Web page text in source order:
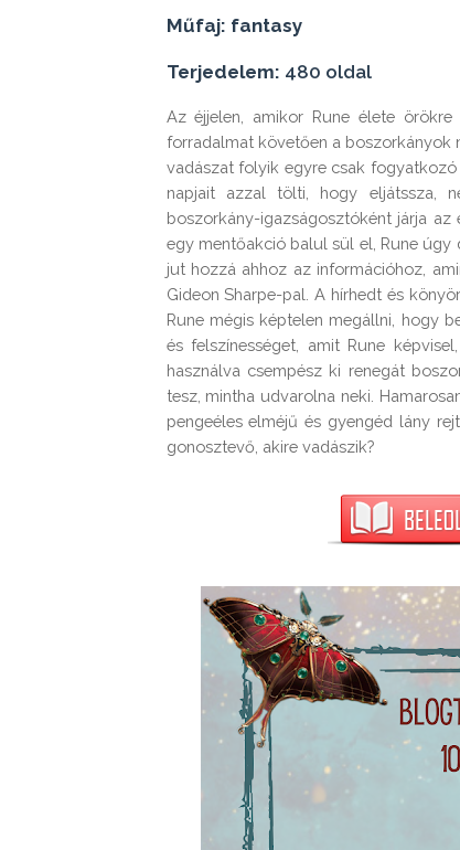
Műfaj: fantasy
Terjedelem: 480 oldal
Az éjjelen, amikor Rune élete
forradalmat követően a
vadászat folyik egyre csak fogyatkozó
napjait azzal tölti, hogy eljátssza,
boszorkány-igazságosztóként járja
egy mentőakció balul sül el, Rune
jut hozzá ahhoz az információhoz,
Gideon Sharpe-pal. A hírhedt és
Rune mégis képtelen megállni, hogy
és felszínességet, amit Rune
használva csempész ki renegát
tesz, mintha udvarolna neki.
pengeéles elméjű és gyengéd lány
gonosztevő, akire vadászik?